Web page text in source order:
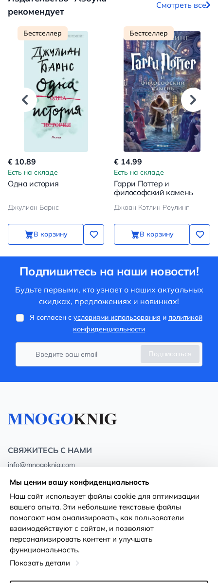
рекомендует
Смотреть все
Бестселлер
€ 10.89
Есть на складе
Одна история
Джулиан Барнс
В корзину
Бестселлер
€ 14.99
Есть на складе
Гарри Поттер и
философский камень
Джоан Кэтлин Роулинг
В корзину
Подпишитесь на наши новости!
Будьте первыми, кто узнает о наших актуальных
скидках, предложениях и новинках!
Я согласен с условиями использования и политикой
конфиденциальности
Подписаться
СВЯЖИТЕСЬ С НАМИ
info@mnogoknig.com
Rīga, Augusta Deglava 69d, LV-1082
О нас
Магазины
Доставка и оплата
Карты лояльности
Политика
конфиденциальности
Условия использования
Возврат товара
Мы ценим вашу конфиденциальность
Наш сайт использует файлы cookie для оптимизации
вашего опыта. Эти небольшие текстовые файлы
помогают нам анализировать, как пользователи
взаимодействуют с сайтом, и позволяют
персонализировать контент и улучшать
функциональность.
Показать детали